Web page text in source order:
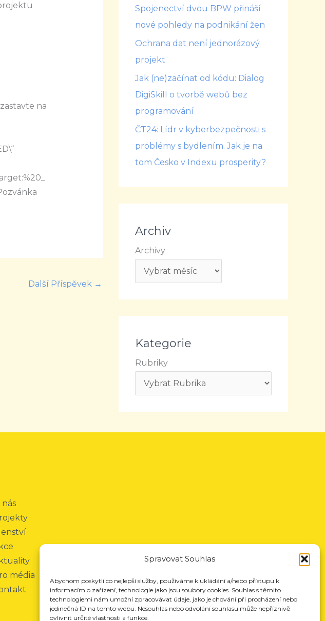
Spravovat Souhlas
Abychom poskytli co nejlepší služby, používáme k ukládání a/nebo přístupu k
informacím o zařízení, technologie jako jsou soubory cookies. Souhlas s těmito
technologiemi nám umožní zpracovávat údaje, jako je chování při procházení nebo
jedinečná ID na tomto webu. Nesouhlas nebo odvolání souhlasu může nepříznivě
ovlivnit určité vlastnosti a funkce.
na
Další Příspěvek →
Spojenectví dvou BPW přináší
nové pohledy na podnikání žen
Ochrana dat není jednorázový
projekt
Jak (ne)začínat od kódu: Dialog
DigiSkill o tvorbě webů bez
programování
ČT24: Lídr v kyberbezpečnosti s
problémy s bydlením. Jak je na
tom Česko v Indexu prosperity?
Archiv
Archivy
Kategorie
Rubriky
nás
média